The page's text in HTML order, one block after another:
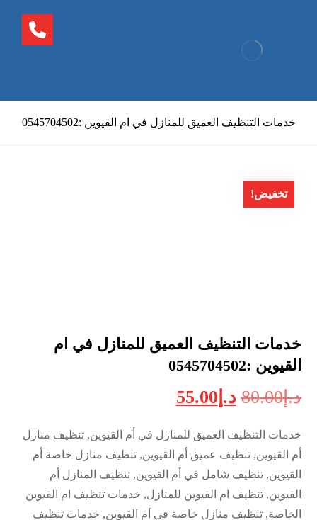
خدمات التنظيف العميق للمنازل في ام القيوين :0545704502
تخفيض!
خدمات التنظيف العميق للمنازل في ام
القيوين :0545704502
د.إ80.00 د.إ 55.00
خدمات التنظيف العميق للمنازل في أم القيوين, تنظيف منازل
أم القيوين, تنظيف عميق أم القيوين, تنظيف منازل خاصة أم
القيوين, تنظيف شامل في أم القيوين, تنظيف المنازل أم
القيوين, تنظيف ام القيوين للمنازل, خدمات تنظيف ام القيوين
الخاصة, تنظيف منازل خاصة في أم القيوين, خدمات تنظيف